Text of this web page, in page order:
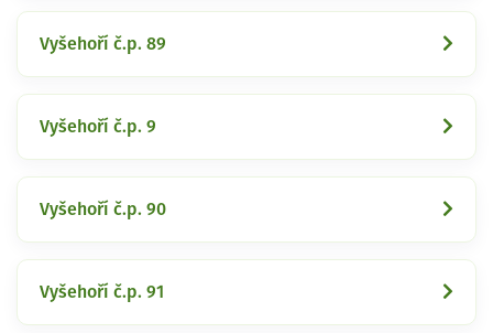
Vyšehoří č.p. 89
Vyšehoří č.p. 9
Vyšehoří č.p. 90
Vyšehoří č.p. 91